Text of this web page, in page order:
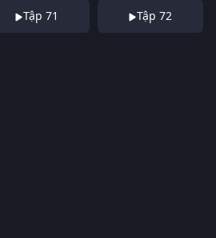
Tập 71 Tập 72